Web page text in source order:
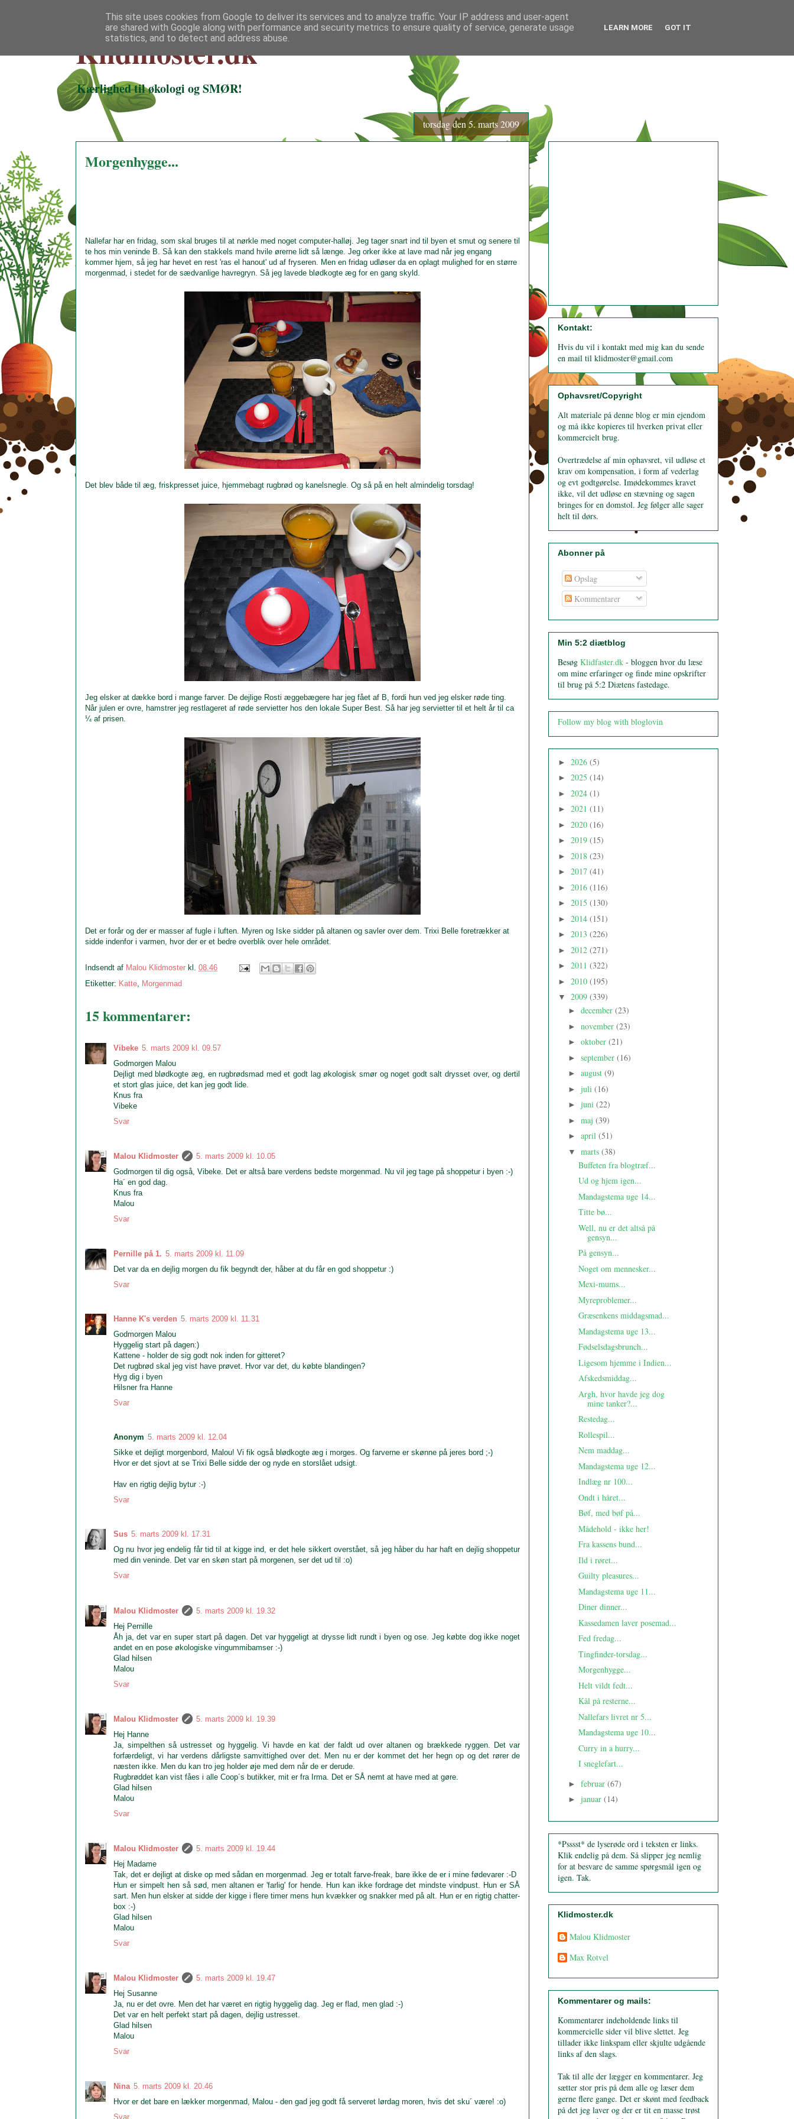
Klidmoster.dk
Kærlighed til økologi og SMØR!
torsdag den 5. marts 2009
Morgenhygge...
Nallefar har en fridag, som skal bruges til at nørkle med noget computer-halløj. Jeg tager snart ind til byen et smut og senere til
te hos min veninde B. Så kan den stakkels mand hvile ørerne lidt så længe. Jeg orker ikke at lave mad når jeg engang
kommer hjem, så jeg har hevet en rest 'ras el hanout' ud af fryseren. Men en fridag udløser da en oplagt mulighed for en større
morgenmad, i stedet for de sædvanlige havregryn. Så jeg lavede blødkogte æg for en gang skyld.
Det blev både til æg, friskpresset juice, hjemmebagt rugbrød og kanelsnegle. Og så på en helt almindelig torsdag!
Jeg elsker at dække bord i mange farver. De dejlige Rosti æggebægere har jeg fået af B, fordi hun ved jeg elsker røde ting.
Når julen er ovre, hamstrer jeg restlageret af røde servietter hos den lokale Super Best. Så har jeg servietter til et helt år til ca
¼ af prisen.
Det er forår og der er masser af fugle i luften. Myren og Iske sidder på altanen og savler over dem. Trixi Belle foretrækker at
sidde indenfor i varmen, hvor der er et bedre overblik over hele området.
Indsendt af Malou Klidmoster kl. 08.46
Etiketter: Katte, Morgenmad
15 kommentarer:
Vibeke 5. marts 2009 kl. 09.57
Godmorgen Malou
Dejligt med blødkogte æg, en rugbrødsmad med et godt lag økologisk smør og noget godt salt drysset over, og dertil
et stort glas juice, det kan jeg godt lide.
Knus fra
Vibeke
Svar
Malou Klidmoster
5. marts 2009 kl. 10.05
Godmorgen til dig også, Vibeke. Det er altså bare verdens bedste morgenmad. Nu vil jeg tage på shoppetur i byen :-)
Ha´ en god dag.
Knus fra
Malou
Svar
Pernille på 1. 5. marts 2009 kl. 11.09
Det var da en dejlig morgen du fik begyndt der, håber at du får en god shoppetur :)
Svar
Hanne K's verden 5. marts 2009 kl. 11.31
Godmorgen Malou
Hyggelig start på dagen:)
Kattene - holder de sig godt nok inden for gitteret?
Det rugbrød skal jeg vist have prøvet. Hvor var det, du købte blandingen?
Hyg dig i byen
Hilsner fra Hanne
Svar
Anonym 5. marts 2009 kl. 12.04
Sikke et dejligt morgenbord, Malou! Vi fik også blødkogte æg i morges. Og farverne er skønne på jeres bord ;-)
Hvor er det sjovt at se Trixi Belle sidde der og nyde en storslået udsigt.
Hav en rigtig dejlig bytur :-)
Svar
Sus 5. marts 2009 kl. 17.31
Og nu hvor jeg endelig får tid til at kigge ind, er det hele sikkert overstået, så jeg håber du har haft en dejlig shoppetur
med din veninde. Det var en skøn start på morgenen, ser det ud til :o)
Svar
Malou Klidmoster
5. marts 2009 kl. 19.32
Hej Pernille
Åh ja, det var en super start på dagen. Det var hyggeligt at drysse lidt rundt i byen og ose. Jeg købte dog ikke noget
andet en en pose økologiske vingummibamser :-)
Glad hilsen
Malou
Svar
Malou Klidmoster
5. marts 2009 kl. 19.39
Hej Hanne
Ja, simpelthen så ustresset og hyggelig. Vi havde en kat der faldt ud over altanen og brækkede ryggen. Det var
forfærdeligt, vi har verdens dårligste samvittighed over det. Men nu er der kommet det her hegn op og det rører de
næsten ikke. Men du kan tro jeg holder øje med dem når de er derude.
Rugbrøddet kan vist fåes i alle Coop´s butikker, mit er fra Irma. Det er SÅ nemt at have med at gøre.
Glad hilsen
Malou
Svar
Malou Klidmoster
5. marts 2009 kl. 19.44
Hej Madame
Tak, det er dejligt at diske op med sådan en morgenmad. Jeg er totalt farve-freak, bare ikke de er i mine fødevarer :-D
Hun er simpelt hen så sød, men altanen er 'farlig' for hende. Hun kan ikke fordrage det mindste vindpust. Hun er SÅ
sart. Men hun elsker at sidde der kigge i flere timer mens hun kvækker og snakker med på alt. Hun er en rigtig chatter-
box :-)
Glad hilsen
Malou
Svar
Malou Klidmoster
5. marts 2009 kl. 19.47
Hej Susanne
Ja, nu er det ovre. Men det har været en rigtig hyggelig dag. Jeg er flad, men glad :-)
Det var en helt perfekt start på dagen, dejlig ustresset.
Glad hilsen
Malou
Svar
Nina 5. marts 2009 kl. 20.46
Hvor er det bare en lækker morgenmad, Malou - den gad jeg godt få serveret lørdag moren, hvis det sku´ være! :o)
Svar
Kontakt:
Hvis du vil i kontakt med mig kan du sende
en mail til klidmoster@gmail.com
Ophavsret/Copyright
Alt materiale på denne blog er min ejendom
og må ikke kopieres til hverken privat eller
kommercielt brug.
Overtrædelse af min ophavsret, vil udløse et
krav om kompensation, i form af vederlag
og evt godtgørelse. Imødekommes kravet
ikke, vil det udløse en stævning og sagen
bringes for en domstol. Jeg følger alle sager
helt til dørs.
Abonner på
Opslag
Kommentarer
Min 5:2 diætblog
Besøg Klidfaster.dk - bloggen hvor du læse
om mine erfaringer og finde mine opskrifter
til brug på 5:2 Diætens fastedage.
Follow my blog with bloglovin
► 2026 (5)
► 2025 (14)
► 2024 (1)
► 2021 (11)
► 2020 (16)
► 2019 (15)
► 2018 (23)
► 2017 (41)
► 2016 (116)
► 2015 (130)
► 2014 (151)
► 2013 (226)
► 2012 (271)
► 2011 (322)
► 2010 (195)
▼ 2009 (339)
► december (23)
► november (23)
► oktober (21)
► september (16)
► august (9)
► juli (16)
► juni (22)
► maj (39)
► april (51)
▼ marts (38)
Buffeten fra blogtræf...
Ud og hjem igen...
Mandagstema uge 14...
Titte bø...
Well, nu er det altså på
gensyn...
På gensyn...
Noget om mennesker...
Mexi-mums...
Myreproblemer...
Græsenkens middagsmad...
Mandagstema uge 13...
Fødselsdagsbrunch...
Ligesom hjemme i Indien...
Afskedsmiddag...
Argh, hvor havde jeg dog
mine tanker?...
Restedag...
Rollespil...
Nem maddag...
Mandagstema uge 12...
Indlæg nr 100...
Ondt i håret...
Bøf, med bøf på...
Mådehold - ikke her!
Fra kassens bund...
Ild i røret...
Guilty pleasures...
Mandagstema uge 11...
Diner dinner...
Kassedamen laver posemad...
Fed fredag...
Tingfinder-torsdag...
Morgenhygge...
Helt vildt fedt...
Kål på resterne...
Nallefars livret nr 5...
Mandagstema uge 10...
Curry in a hurry...
I sneglefart...
► februar (67)
► januar (14)
*Psssst* de lyserøde ord i teksten er links.
Klik endelig på dem. Så slipper jeg nemlig
for at besvare de samme spørgsmål igen og
igen. Tak.
Klidmoster.dk
Malou Klidmoster
Max Rotvel
Kommentarer og mails:
Kommentarer indeholdende links til
kommercielle sider vil blive slettet. Jeg
tillader ikke linkspam eller skjulte udgående
links af den slags.
Tak til alle der lægger en kommentarer. Jeg
sætter stor pris på dem alle og læser dem
gerne flere gange. Det er skønt med feedback
på det jeg laver og der er tit en masse trøst
This site uses cookies from Google to deliver its services and to analyze traffic. Your IP address and user-agent
are shared with Google along with performance and security metrics to ensure quality of service, generate usage
statistics, and to detect and address abuse.
LEARN MORE GOT IT